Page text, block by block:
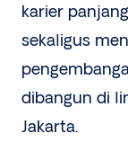
karier
sekaligus
dibangun di
Jakarta.